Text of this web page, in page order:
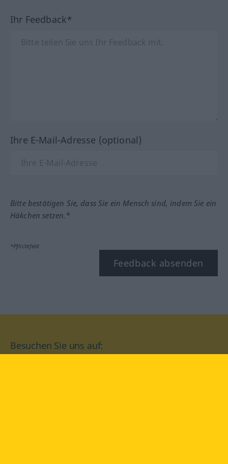
Ihr Feedback*
Ihre E-Mail-Adresse (optional)
Bitte bestätigen Sie, dass Sie ein Mensch sind, indem Sie ein
Häkchen setzen.*
*Pflichtfeld
Feedback absenden
Besuchen Sie uns auf: